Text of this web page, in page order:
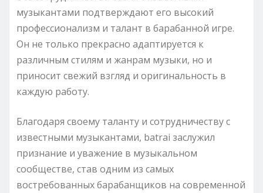
музыкантами подтверждают его высокий
профессионализм и талант в барабанной игре.
Он не только прекрасно адаптируется к
различным стилям и жанрам музыки, но и
приносит свежий взгляд и оригинальность в
каждую работу.
Благодаря своему таланту и сотрудничеству с
известными музыкантами, batrai заслужил
признание и уважение в музыкальном
сообществе, став одним из самых
востребованных барабанщиков на современной